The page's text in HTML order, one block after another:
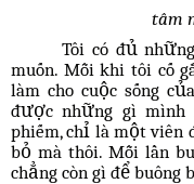
tâm
Tôi có đủ
muốn. Mỗi khi tôi cố
làm cho cuộc sống
được những gì
phiếm, chỉ là một viên
bỏ mà thôi. Mỗi lần
chẳng còn gì để buông